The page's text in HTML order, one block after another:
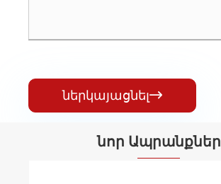
ներկայացնել
նոր Ապրանքներ